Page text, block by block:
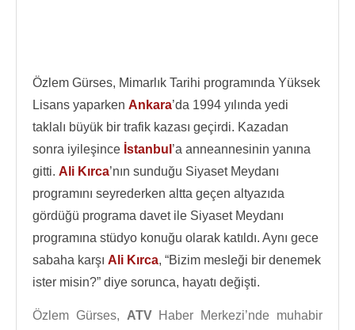
Özlem Gürses, Mimarlık Tarihi programında Yüksek
Lisans yaparken Ankara’da 1994 yılında yedi
taklalı büyük bir trafik kazası geçirdi. Kazadan
sonra iyileşince İstanbul ’a anneannesinin yanına
gitti. Ali Kırca’nın sunduğu Siyaset Meydanı
programını seyrederken altta geçen altyazıda
gördüğü programa davet ile Siyaset Meydanı
programına stüdyo konuğu olarak katıldı. Aynı gece
sabaha karşı Ali Kırca, “Bizim mesleği bir denemek
ister misin?” diye sorunca, hayatı değişti.
Özlem Gürses, ATVHaber Merkezi’nde muhabir